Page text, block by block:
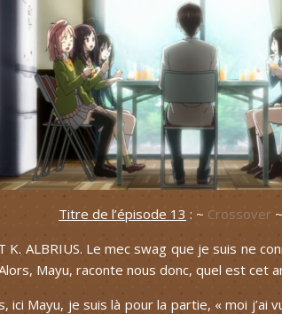
Titre de l’épisode 13 : ~ Crossover ~
K. ALBRIUS. Le mec swag que je suis ne
Mayu, raconte nous donc, quel est cet
Mayu, je suis là pour la partie, « moi j’ai